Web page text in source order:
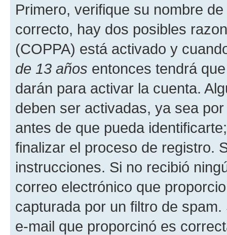
Primero, verifique su nombre
correcto, hay dos posibles
(COPPA) está activado y
de 13 años entonces tendrá
darán para activar la cuenta.
deben ser activadas, ya sea
antes de que pueda
finalizar el proceso de registro.
instrucciones. Si no recibió
correo electrónico que
capturada por un filtro de
e-mail que proporcinó es